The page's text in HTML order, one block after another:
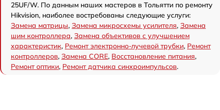
25UF/W. По данным наших мастеров в Тольятти по ремонту
Hikvision, наиболее востребованы следующие услуги:
Замена матрицы, Замена микросхемы усилителя, Замена
шим контроллера, Замена объективов с улучшением
характеристик, Ремонт электронно-лучевой трубки, Ремонт
контроллеров, Замена CORE, Восстановление питания,
Ремонт оптики, Ремонт датчика синхроимпульсов.